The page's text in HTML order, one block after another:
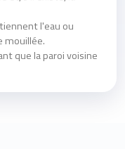
l'eau ou
mouillée.
que la paroi voisine